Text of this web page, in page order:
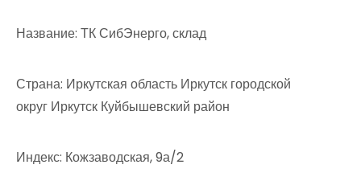
Название: ТК СибЭнерго, склад
Страна: Иркутская область Иркутск городской
округ Иркутск Куйбышевский район
Индекс: Кожзаводская, 9а/2